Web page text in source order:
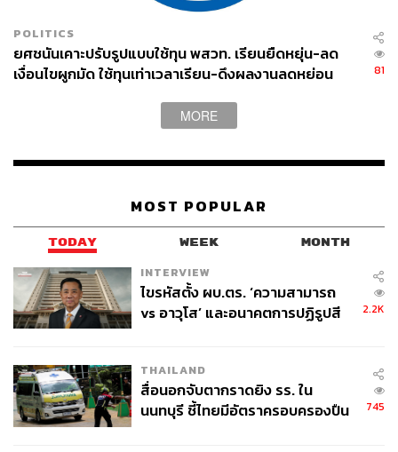
POLITICS
ยศชนันเคาะปรับรูปแบบใช้ทุน พสวท. เรียนยืดหยุ่น-ลด
เงื่อนไขผูกมัด ใช้ทุนเท่าเวลาเรียน-ดึงผลงานลดหย่อน
81
MORE
MOST POPULAR
TODAY WEEK MONTH
INTERVIEW
ไขรหัสตั้ง ผบ.ตร. ‘ความสามารถ
vs อาวุโส’ และอนาคตการปฏิรูปสี
2.2K
THAILAND
สื่อนอกจับตากราดยิง รร. ใน
นนทบุรี ชี้ไทยมีอัตราครอบครองปืน
745